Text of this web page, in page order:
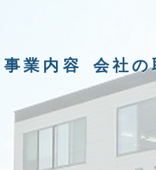
事業内容 会社